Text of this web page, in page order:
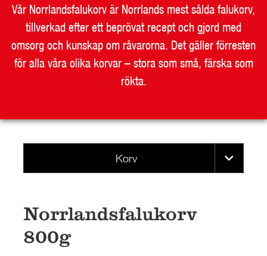
Vår Norrlandsfalukorv är Norrlands mest sålda falukorv,
tillverkad efter ett beprövat recept och gjord med
omsorg och kunskap om råvarorna. Det gäller förresten
för alla våra olika korvar – stora som små, färska som
rökta.
Korv
Norrlandsfalukorv
800g